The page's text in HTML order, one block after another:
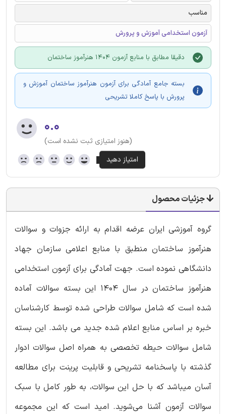
مناسب
آزمون استخدامی آموزش و پرورش
دقیقا مطابق با منابع آزمون 1404 هنرآموز ساختمان
بسته جامع آمادگی برای آزمون هنرآموز ساختمان آموزش و
پرورش با پاسخ کاملا تشریحی
۰.۰
(هنوز امتیازی ثبت نشده است)
جزئیات محصول
گروه آموزشی ایران عرضه اقدام به ارائه جزوات و سوالات
هنرآموز ساختمان منطبق با منابع اعلامی سازمان جهاد
دانشگاهی نموده است. جهت آمادگی برای آزمون استخدامی
هنرآموز ساختمان در سال 1404 این بسته سوالات آماده
شده است که شامل سوالات طراحی شده توسط کارشناسان
خبره بر اساس منابع اعلام شده جدید می باشد. این بسته
شامل سوالات حیطه تخصصی به همراه اصل سوالات ادوار
گذشته با پاسخنامه تشریحی و قابلیت پرینت برای مطالعه
آسان میباشد که با حل این سوالات، به طور کامل با سبک
سوالات آزمون آشنا می‌شوید. امید است که این مجموعه